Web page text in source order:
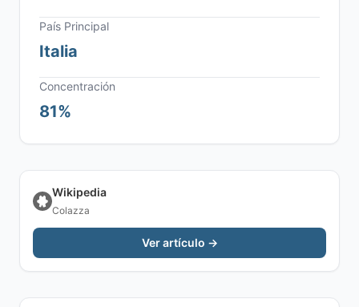
País Principal
Italia
Concentración
81%
Wikipedia
Colazza
Ver artículo →